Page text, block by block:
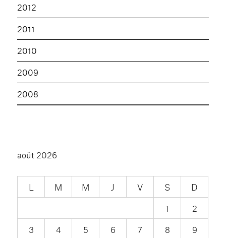
2012
2011
2010
2009
2008
août 2026
L M M J V S
D
1
2
3
4 5 6 7 8
9